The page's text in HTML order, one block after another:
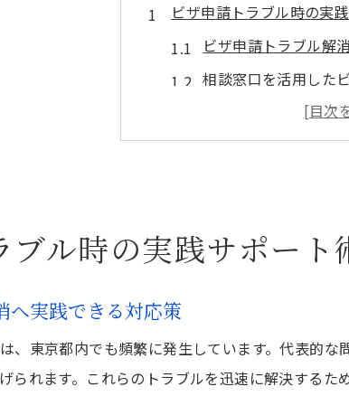
ビザ申請トラブル時の実
ビザ申請トラブル解
相談窓口を活用した
東京都のビザ申請現
入国管理局相談電話
ビザ申請に強い東京
ビザ申請時に役立つ
電話がつながらない
ブル時の実践サポート
へ実践できる対応策
、東京都内でも頻繁に発生しています。代表的
られます。これらのトラブルを迅速に解決する